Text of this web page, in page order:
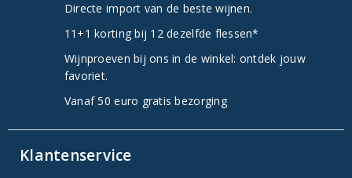
Directe import van de beste wijnen.
11+1 korting bij 12 dezelfde flessen*
Wijnproeven bij ons in de winkel: ontdek jouw
favoriet.
Vanaf 50 euro gratis bezorging
Klantenservice